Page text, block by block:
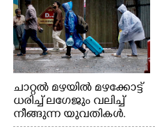
ചാറ്റൽ മഴയിൽ മഴക്കോട്ട്
ധരിച്ച് ലഗേജും വലിച്ച്
നീങ്ങുന്ന യുവതികൾ.